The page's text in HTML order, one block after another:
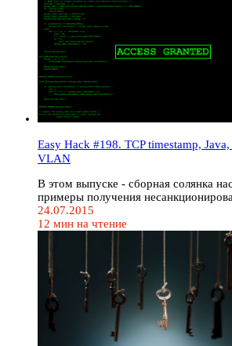
Easy Hack #198. TCP timestamp,
VLAN
В этом выпуске - сборная солянка
примеры получения
24.07.2015
12 мин на чтение